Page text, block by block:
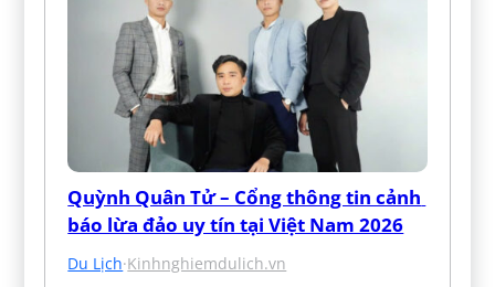
Quỳnh Quân Tử – Cổng thông tin cảnh
báo lừa đảo uy tín tại Việt Nam 2026
Du Lịch·Kinhnghiemdulich.vn